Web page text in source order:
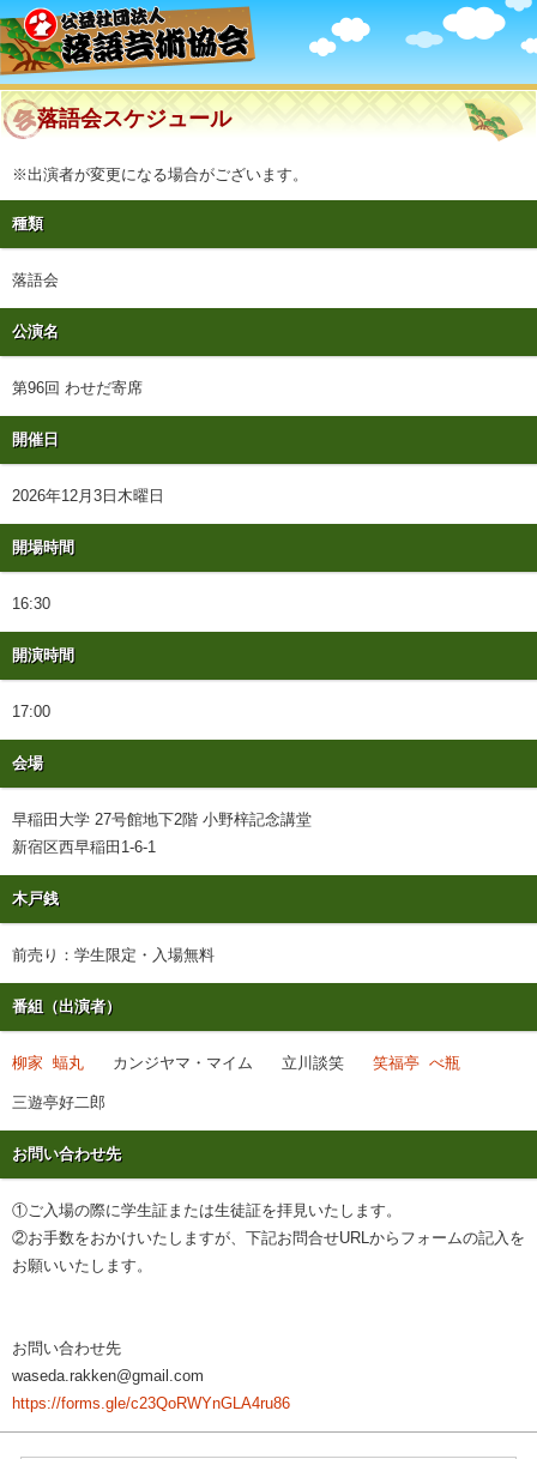
落語会スケジュール
※出演者が変更になる場合がございます。
種類
落語会
公演名
第96回 わせだ寄席
開催日
2026年12月3日木曜日
開場時間
16:30
開演時間
17:00
会場
早稲田大学 27号館地下2階 小野梓記念講堂
新宿区西早稲田1-6-1
木戸銭
前売り：学生限定・入場無料
番組（出演者）
柳家 蝠丸 カンジヤマ・マイム 立川談笑 笑福亭 べ瓶
三遊亭好二郎
お問い合わせ先
①ご入場の際に学生証または生徒証を拝見いたします。
②お手数をおかけいたしますが、下記お問合せURLからフォームの記入を
お願いいたします。
お問い合わせ先
waseda.rakken@gmail.com
https://forms.gle/c23QoRWYnGLA4ru86